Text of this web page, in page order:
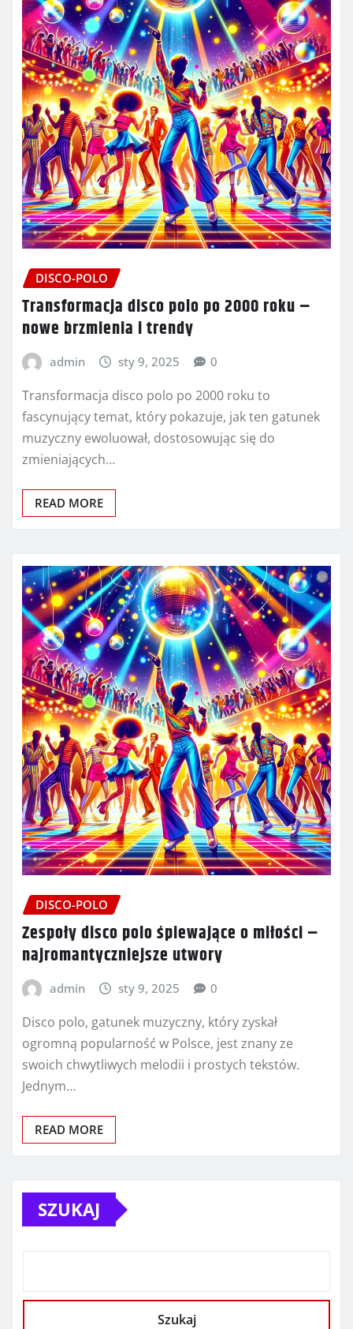
DISCO-POLO
Transformacja disco polo po 2000 roku –
nowe brzmienia i trendy
admin sty 9, 2025 0
Transformacja disco polo po 2000 roku to
fascynujący temat, który pokazuje, jak ten gatunek
muzyczny ewoluował, dostosowując się do
zmieniających…
READ MORE
DISCO-POLO
Zespoły disco polo śpiewające o miłości –
najromantyczniejsze utwory
admin sty 9, 2025 0
Disco polo, gatunek muzyczny, który zyskał
ogromną popularność w Polsce, jest znany ze
swoich chwytliwych melodii i prostych tekstów.
Jednym…
READ MORE
SZUKAJ
Szukaj